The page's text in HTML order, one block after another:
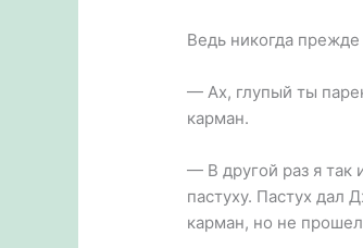
Ведь никогда
— Ах, глупый ты
карман.
— В другой раз я
пастуху. Пастух дал
карман, но не